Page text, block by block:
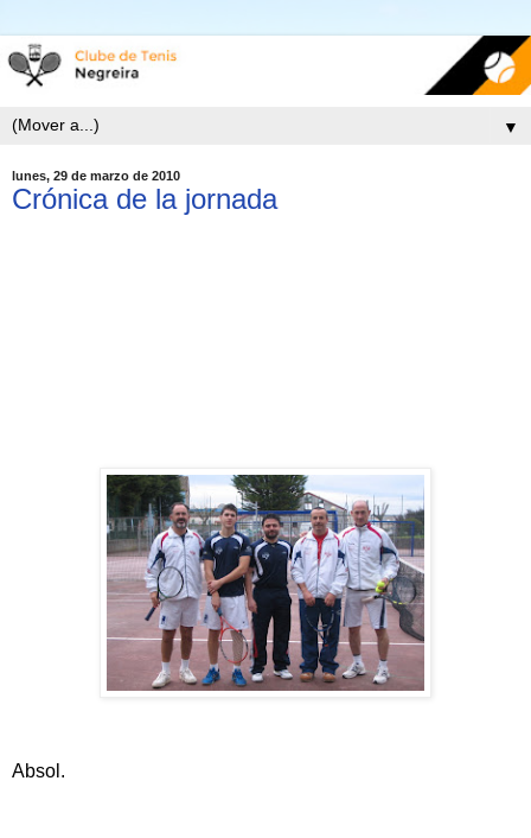
▼
lunes, 29 de marzo de 2010
Crónica de la jornada
Absol.